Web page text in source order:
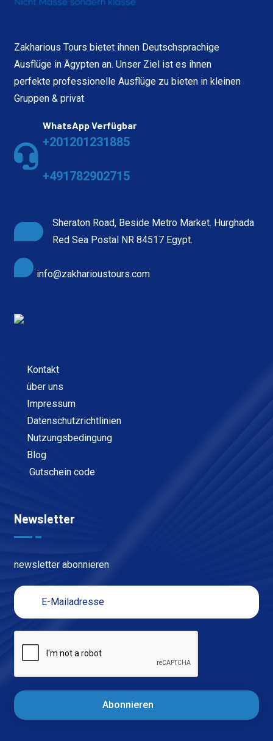
Zakharious Tours bietet ihnen Deutschsprachige
Ausflüge in Ägypten an. Unser Ziel ist es ihnen
perfekte professionelle Ausflüge zu bieten in kleinen
Gruppen & privat
WhatsApp Verfügbar
+201201231885
+491782902715
Sheraton Road, Beside Metro Market. Hurghada
Red Sea Postal NR 84517 Egypt.
info@zakharioustours.com
Kontakt
über uns
Impressum
Datenschutzrichtlinien
Nutzungsbedingung
Blog
Gutschein code
Newsletter
newsletter abonnieren
Abonnieren